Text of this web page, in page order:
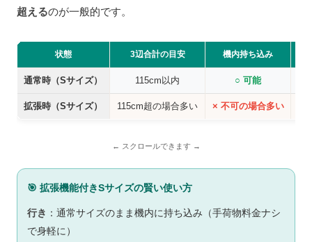
超えるのが一般的です。
状態 3辺合計の目安 機内持ち込み
通常時（Sサイズ） 115cm以内 ○ 可能
拡張時（Sサイズ） 115cm超の場合多い × 不可の場合多い
🎯 拡張機能付きSサイズの賢い使い方
行き ：通常サイズのまま機内に持ち込み（手荷物料金ナシ
で身軽に）